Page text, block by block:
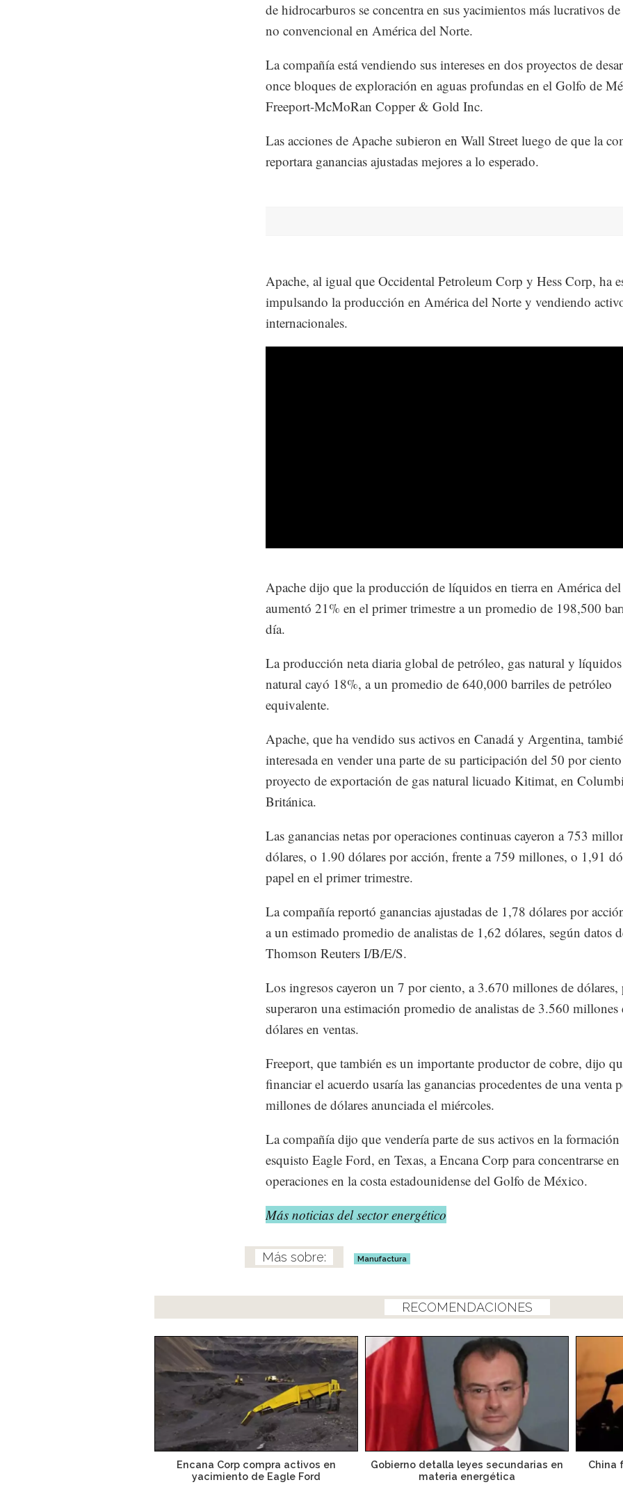
de hidrocarburos se concentra en sus yacimientos más lucrativos de
no convencional en América del Norte.
La compañía está vendiendo sus intereses en dos proyectos de
once bloques de exploración en aguas profundas en el Golfo de
Freeport-McMoRan Copper & Gold Inc.
Las acciones de Apache subieron en Wall Street luego de que la
reportara ganancias ajustadas mejores a lo esperado.
Apache, al igual que Occidental Petroleum Corp y Hess Corp, ha
impulsando la producción en América del Norte y vendiendo
internacionales.
Apache dijo que la producción de líquidos en tierra en América
aumentó 21% en el primer trimestre a un promedio de 198,500
día.
La producción neta diaria global de petróleo, gas natural y
natural cayó 18%, a un promedio de 640,000 barriles de petróleo
equivalente.
Apache, que ha vendido sus activos en Canadá y Argentina,
interesada en vender una parte de su participación del 50 por
proyecto de exportación de gas natural licuado Kitimat, en
Británica.
Las ganancias netas por operaciones continuas cayeron a 753
dólares, o 1.90 dólares por acción, frente a 759 millones, o 1,91
papel en el primer trimestre.
La compañía reportó ganancias ajustadas de 1,78 dólares por
a un estimado promedio de analistas de 1,62 dólares, según datos
Thomson Reuters I/B/E/S.
Los ingresos cayeron un 7 por ciento, a 3.670 millones de dólares,
superaron una estimación promedio de analistas de 3.560 millones
dólares en ventas.
Freeport, que también es un importante productor de cobre, dijo
financiar el acuerdo usaría las ganancias procedentes de una venta
millones de dólares anunciada el miércoles.
La compañía dijo que vendería parte de sus activos en la formación
esquisto Eagle Ford, en Texas, a Encana Corp para concentrarse en
operaciones en la costa estadounidense del Golfo de México.
Más noticias del sector energético
Manufactura
RECOMENDACIONES
Encana Corp compra activos en
yacimiento de Eagle Ford
Gobierno detalla leyes secundarias en
materia energética
China